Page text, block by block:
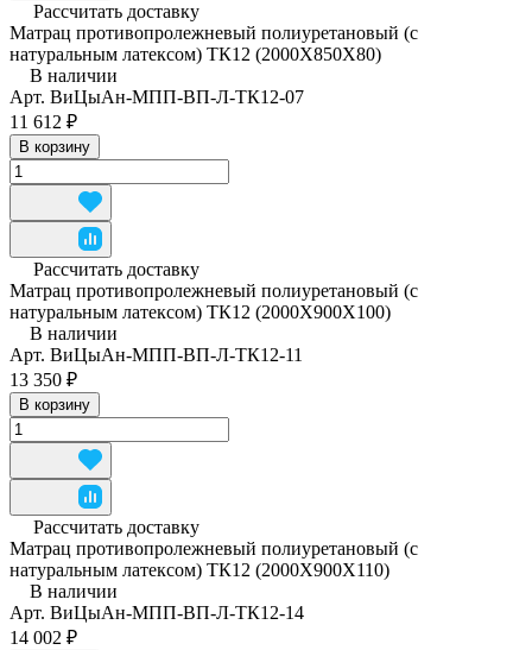
Рассчитать доставку
Матрац противопролежневый полиуретановый (с
натуральным латексом) ТК12 (2000Х850Х80)
В наличии
Арт. ВиЦыАн-МПП-ВП-Л-ТК12-07
11 612 ₽
В корзину
Рассчитать доставку
Матрац противопролежневый полиуретановый (с
натуральным латексом) ТК12 (2000Х900Х100)
В наличии
Арт. ВиЦыАн-МПП-ВП-Л-ТК12-11
13 350 ₽
В корзину
Рассчитать доставку
Матрац противопролежневый полиуретановый (с
натуральным латексом) ТК12 (2000Х900Х110)
В наличии
Арт. ВиЦыАн-МПП-ВП-Л-ТК12-14
14 002 ₽